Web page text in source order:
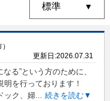
更新日:2026.07.31
なる”という方のために、
明を行っております！
ック、婦... 続きを読む▼